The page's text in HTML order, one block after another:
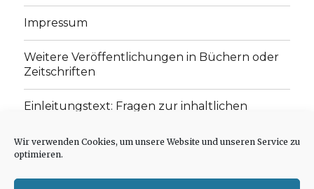
Wir verwenden Cookies, um unsere Website und unseren Service zu
optimieren.
Impressum
Weitere Veröffentlichungen in Büchern oder
Zeitschriften
Einleitungstext: Fragen zur inhaltlichen
„schwachen Glaubens“